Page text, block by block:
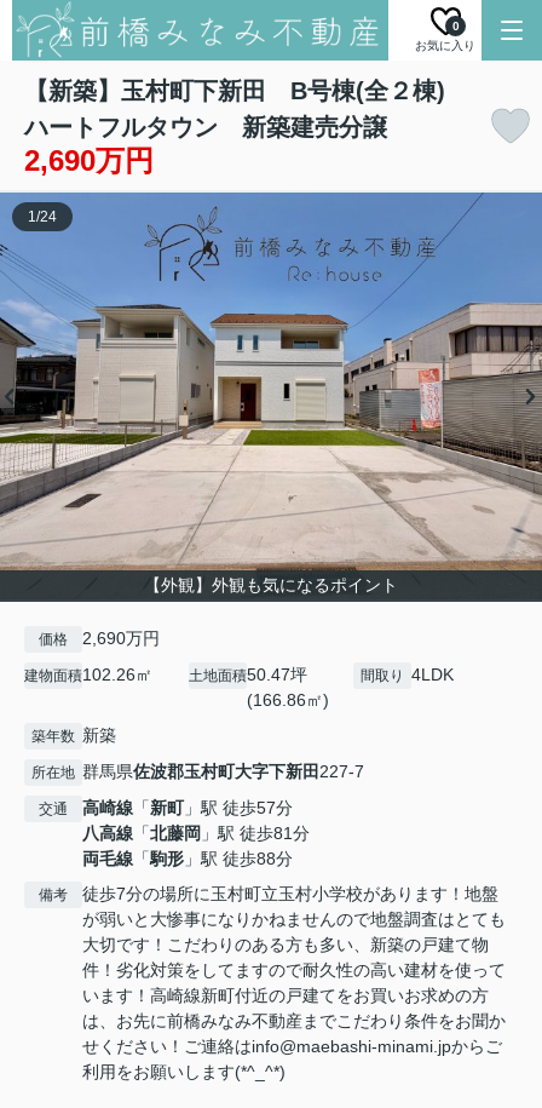
お気に入り
0
【新築】玉村町下新田 B号棟(全２棟)
ハートフルタウン 新築建売分譲
2,690万円
【外観】外観も気になるポイント
1/24
価格 2,690万円
建物面積102.26㎡ 土地面積50.47坪
(166.86㎡)
間取り 4LDK
築年数 新築
所在地 群馬県佐波郡玉村町大字下新田227-7
交通 高崎線 「新町」駅 徒歩57分
八高線 「北藤岡 」駅 徒歩81分
両毛線 「駒形 」駅 徒歩88分
備考
徒歩7分の場所に玉村町立玉村小学校があります！地盤
が弱いと大惨事になりかねませんので地盤調査はとても
大切です！こだわりのある方も多い、新築の戸建て物
件！劣化対策をしてますので耐久性の高い建材を使って
います！高崎線新町付近の戸建てをお買いお求めの方
は、お先に前橋みなみ不動産までこだわり条件をお聞か
せください！ご連絡はinfo@maebashi-minami.jpからご
利用をお願いします(*^_^*)